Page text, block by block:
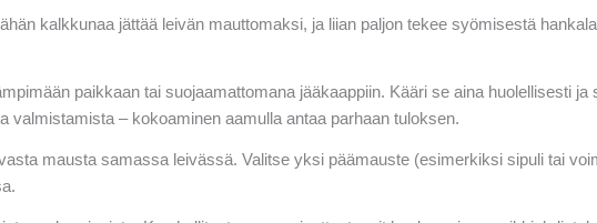
kalkkunaa jättää leivän mauttomaksi, ja liian paljon tekee syömisestä
paikkaan tai suojaamattomana jääkaappiin. Kääri se aina huolellisesti ja
– kokoaminen aamulla antaa parhaan tuloksen.
mausta samassa leivässä. Valitse yksi päämauste (esimerkiksi sipuli tai